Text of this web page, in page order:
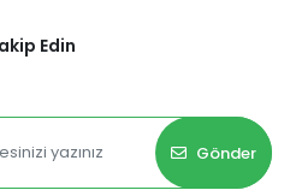
Edin
Gönder